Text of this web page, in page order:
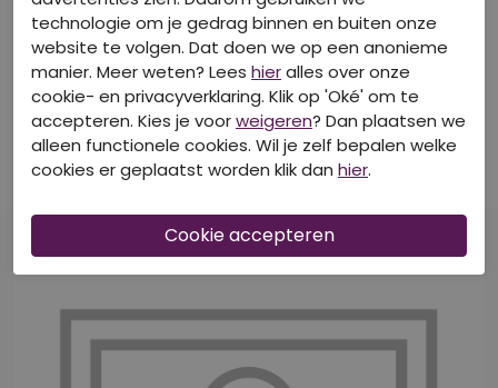
40-50-60% korting
CITYLIFE
Z10619/602023-02 zwart
Korte Broeken
technologie om je gedrag binnen en buiten onze
website te volgen. Dat doen we op een anonieme
manier. Meer weten? Lees hieralles over onze
cookie- en privacyverklaring. Klik op 'Oké' om te
accepteren. Kies je voorweigeren? Dan plaatsen we
alleen functionele cookies. Wil je zelf bepalen welke
cookies er geplaatst worden klik dan hier.